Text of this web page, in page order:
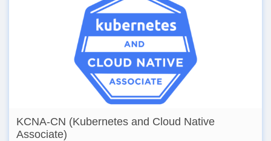
KCNA-CN (Kubernetes and Cloud Native
Associate)